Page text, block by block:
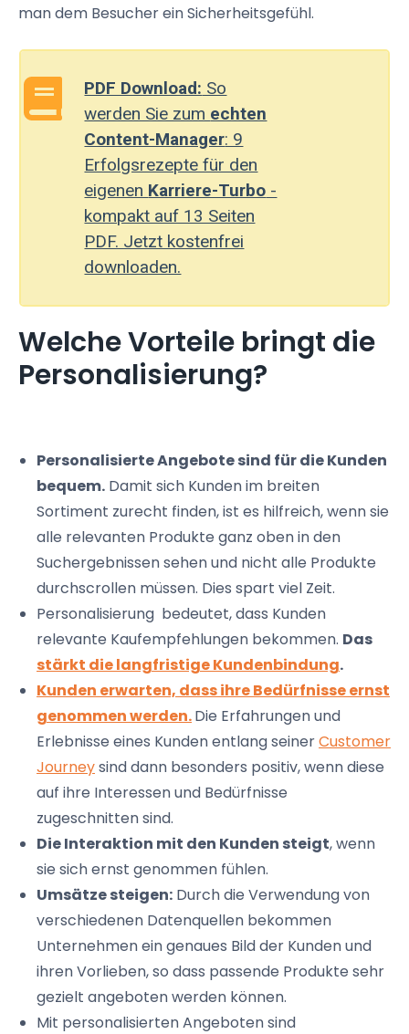
man dem Besucher ein Sicherheitsgefühl.
PDF Download: So
werden Sie zum echten
Content-Manager: 9
Erfolgsrezepte für den
eigenen Karriere-Turbo -
kompakt auf 13 Seiten
PDF. Jetzt kostenfrei
downloaden.
Welche Vorteile bringt die
Personalisierung?
Personalisierte Angebote sind für die Kunden
bequem. Damit sich Kunden im breiten
Sortiment zurecht finden, ist es hilfreich, wenn sie
alle relevanten Produkte ganz oben in den
Suchergebnissen sehen und nicht alle Produkte
durchscrollen müssen. Dies spart viel Zeit.
Personalisierung bedeutet, dass Kunden
relevante Kaufempfehlungen bekommen. Das
stärkt die langfristige Kundenbindung.
Kunden erwarten, dass ihre Bedürfnisse ernst
genommen werden.Die Erfahrungen und
Erlebnisse eines Kunden entlang seinerCustomer
Journeysind dann besonders positiv, wenn diese
auf ihre Interessen und Bedürfnisse
zugeschnitten sind.
Die Interaktion mit den Kunden steigt, wenn
sie sich ernst genommen fühlen.
Umsätze steigen: Durch die Verwendung von
verschiedenen Datenquellen bekommen
Unternehmen ein genaues Bild der Kunden und
ihren Vorlieben, so dass passende Produkte sehr
gezielt angeboten werden können.
Mit personalisierten Angeboten sind